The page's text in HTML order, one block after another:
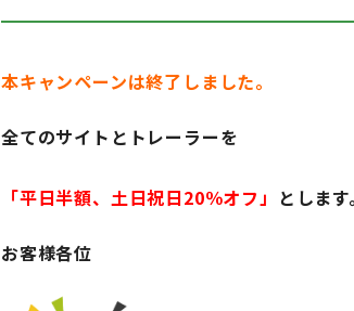
本キャンペーンは終了しました。
全てのサイトとトレーラーを
「平日半額、土日祝日20％オフ」 とします。
お客様各位